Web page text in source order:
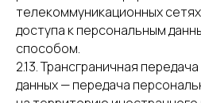
телекоммуникационных
доступа к персональным
способом.
2.13. Трансграничная
данных — передача